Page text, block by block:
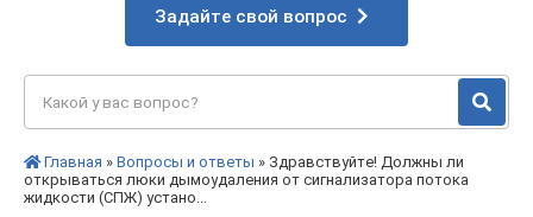
Задайте свой вопрос
Главная » Вопросы и ответы » Здравствуйте! Должны ли
открываться люки дымоудаления от сигнализатора потока
жидкости (СПЖ) устано...